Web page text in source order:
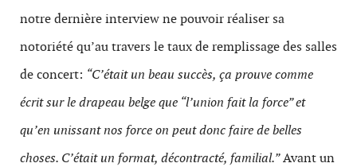
notre dernière interview ne pouvoir réaliser sa
notoriété qu’au travers le taux de remplissage des salles
de concert: “C’était un beau succès, ça prouve comme
écrit sur le drapeau belge que “l’union fait la force” et
qu’en unissant nos force on peut donc faire de belles
choses. C’était un format, décontracté, familial.”Avant un